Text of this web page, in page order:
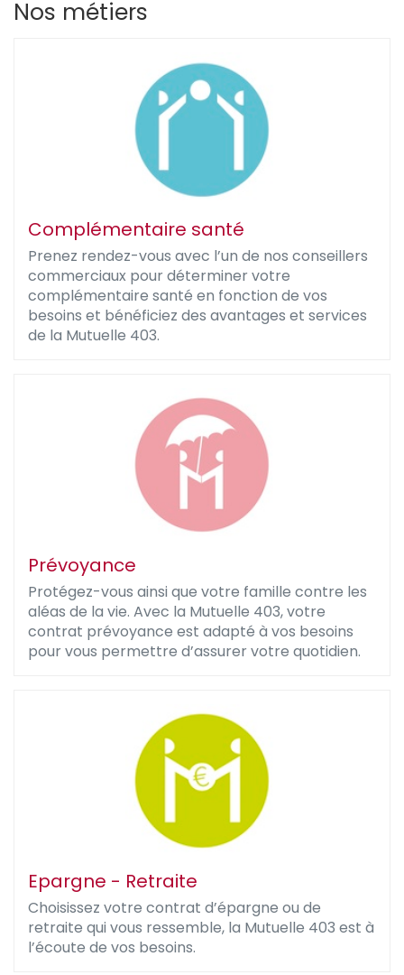
Nos métiers
Complémentaire santé
Prenez rendez-vous avec l’un de nos conseillers
commerciaux pour déterminer votre
complémentaire santé en fonction de vos
besoins et bénéficiez des avantages et services
de la Mutuelle 403.
Prévoyance
Protégez-vous ainsi que votre famille contre les
aléas de la vie. Avec la Mutuelle 403, votre
contrat prévoyance est adapté à vos besoins
pour vous permettre d’assurer votre quotidien.
Epargne - Retraite
Choisissez votre contrat d’épargne ou de
retraite qui vous ressemble, la Mutuelle 403 est à
l’écoute de vos besoins.